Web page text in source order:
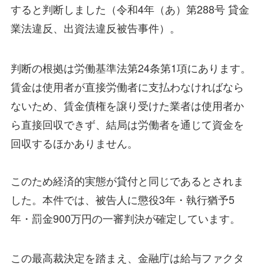
すると判断しました（令和4年（あ）第288号 貸金
業法違反、出資法違反被告事件）。
判断の根拠は労働基準法第24条第1項にあります。
賃金は使用者が直接労働者に支払わなければなら
ないため、賃金債権を譲り受けた業者は使用者か
ら直接回収できず、結局は労働者を通じて資金を
回収するほかありません。
このため経済的実態が貸付と同じであるとされま
した。本件では、被告人に懲役3年・執行猶予5
年・罰金900万円の一審判決が確定しています。
この最高裁決定を踏まえ、金融庁は給与ファクタ